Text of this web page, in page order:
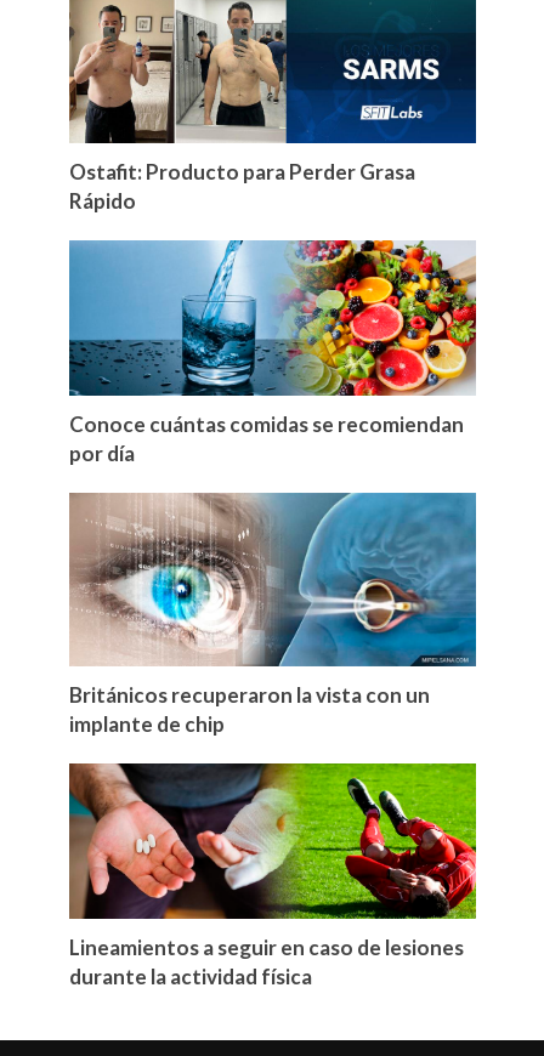
Ostafit: Producto para Perder Grasa
Rápido
Conoce cuántas comidas se recomiendan
por día
Británicos recuperaron la vista con un
implante de chip
Lineamientos a seguir en caso de lesiones
durante la actividad física